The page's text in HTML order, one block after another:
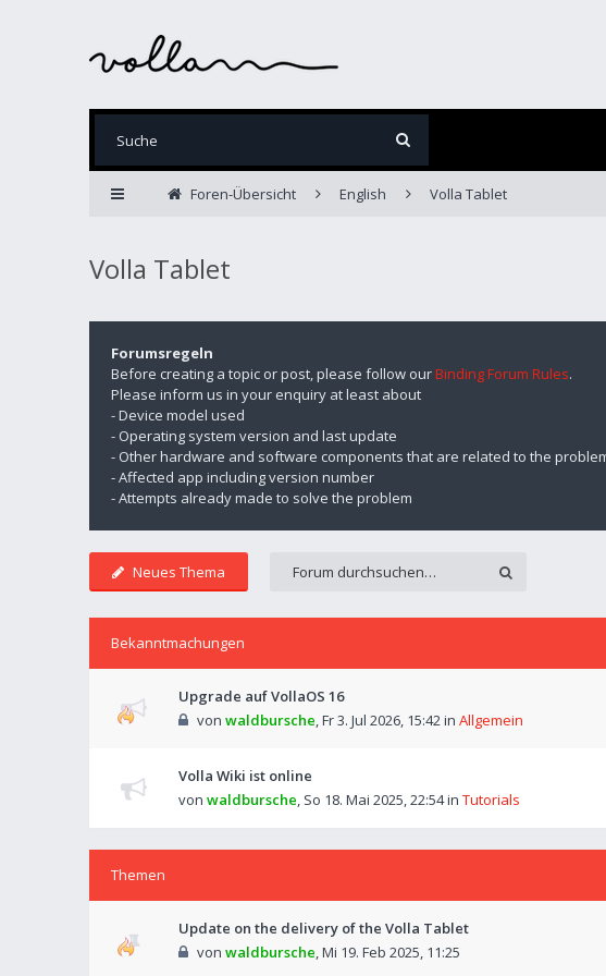
Foren-Übersicht English Volla Tablet
Volla Tablet
Forumsregeln
Before creating a topic or post, please follow ourBinding Forum Rules.
Please inform us in your enquiry at least about
- Device model used
- Operating system version and last update
- Other hardware and software components that are related to the
- Affected app including version number
- Attempts already made to solve the problem
Neues Thema
Bekanntmachungen
Upgrade auf VollaOS 16
von waldbursche,Fr 3. Jul 2026, 15:42in Allgemein
Volla Wiki ist online
von waldbursche, So 18. Mai 2025, 22:54in Tutorials
Themen
Update on the delivery of the Volla Tablet
von waldbursche,Mi 19. Feb 2025, 11:25